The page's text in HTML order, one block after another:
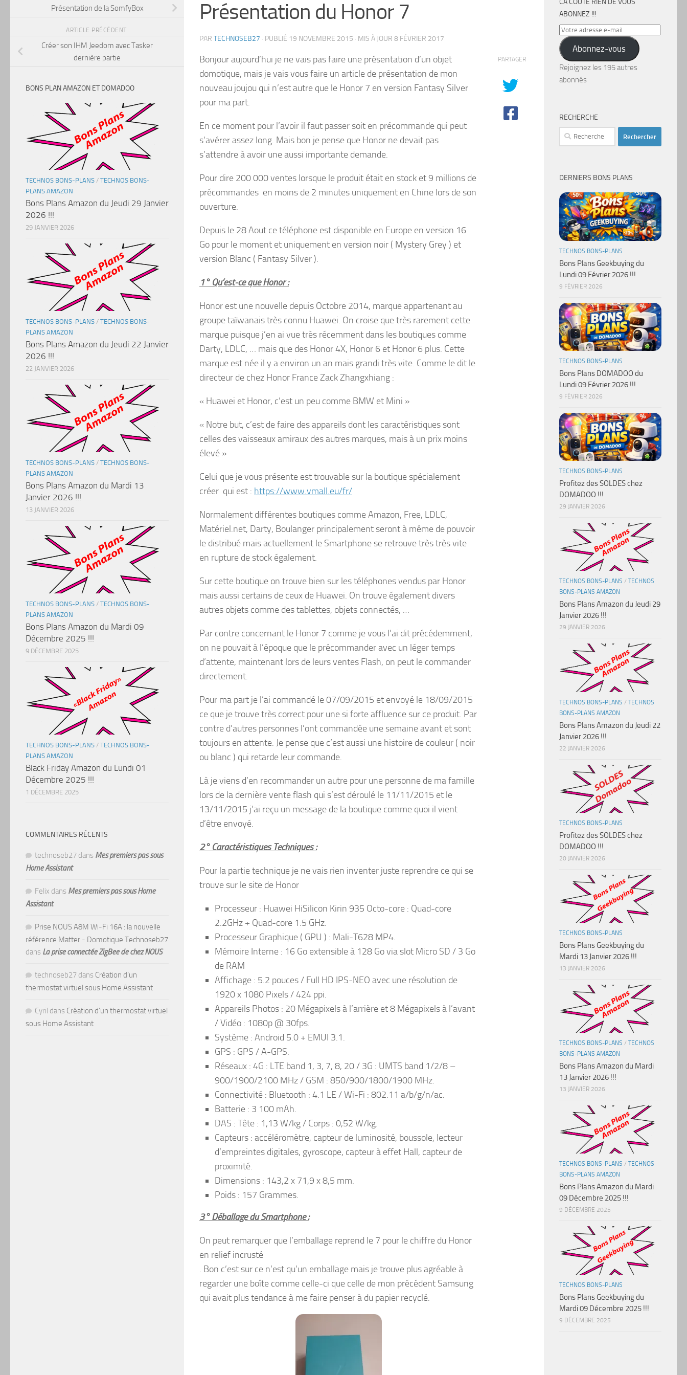
Présentation du Honor 7
PAR TECHNOSEB27 · PUBLIÉ 19 NOVEMBRE 2015 · MIS À JOUR 8 FÉVRIER 2017
Bonjour aujourd’hui je ne vais pas faire une présentation d’un objet
domotique, mais je vais vous faire un article de présentation de mon
nouveau joujou qui n’est autre que le Honor 7 en version Fantasy Silver
pour ma part.
En ce moment pour l’avoir il faut passer soit en précommande qui peut
s’avérer assez long. Mais bon je pense que Honor ne devait pas
s’attendre à avoir une aussi importante demande.
Pour dire 200 000 ventes lorsque le produit était en stock et 9 millions de
précommandes en moins de 2 minutes uniquement en Chine lors de son
ouverture.
Depuis le 28 Aout ce téléphone est disponible en Europe en version 16
Go pour le moment et uniquement en version noir ( Mystery Grey ) et
version Blanc ( Fantasy Silver ).
1° Qu’est-ce que Honor :
Honor est une nouvelle depuis Octobre 2014, marque appartenant au
groupe taïwanais très connu Huawei. On croise que très rarement cette
marque puisque j’en ai vue très récemment dans les boutiques comme
Darty, LDLC, … mais que des Honor 4X, Honor 6 et Honor 6 plus. Cette
marque est née il y a environ un an mais grandi très vite. Comme le dit le
directeur de chez Honor France Zack Zhangxhiang :
« Huawei et Honor, c’est un peu comme BMW et Mini »
« Notre but, c’est de faire des appareils dont les caractéristiques sont
celles des vaisseaux amiraux des autres marques, mais à un prix moins
élevé »
Celui que je vous présente est trouvable sur la boutique spécialement
créer qui est : https://www.vmall.eu/fr/
Normalement différentes boutiques comme Amazon, Free, LDLC,
Matériel.net, Darty, Boulanger principalement seront à même de pouvoir
le distribué mais actuellement le Smartphone se retrouve très très vite
en rupture de stock également.
Sur cette boutique on trouve bien sur les téléphones vendus par Honor
mais aussi certains de ceux de Huawei. On trouve également divers
autres objets comme des tablettes, objets connectés, …
Par contre concernant le Honor 7 comme je vous l’ai dit précédemment,
on ne pouvait à l’époque que le précommander avec un léger temps
d’attente, maintenant lors de leurs ventes Flash, on peut le commander
directement.
Pour ma part je l’ai commandé le 07/09/2015 et envoyé le 18/09/2015
ce que je trouve très correct pour une si forte affluence sur ce produit. Par
contre d’autres personnes l’ont commandée une semaine avant et sont
toujours en attente. Je pense que c’est aussi une histoire de couleur ( noir
ou blanc ) qui retarde leur commande.
Là je viens d’en recommander un autre pour une personne de ma famille
lors de la dernière vente flash qui s’est déroulé le 11/11/2015 et le
13/11/2015 j’ai reçu un message de la boutique comme quoi il vient
d’être envoyé.
2° Caractéristiques Techniques :
Pour la partie technique je ne vais rien inventer juste reprendre ce qui se
trouve sur le site de Honor
Processeur : Huawei HiSilicon Kirin 935 Octo-core : Quad-core
2.2GHz + Quad-core 1.5 GHz.
Processeur Graphique ( GPU ) : Mali-T628 MP4.
Mémoire Interne : 16 Go extensible à 128 Go via slot Micro SD / 3 Go
de RAM
Affichage : 5.2 pouces / Full HD IPS-NEO avec une résolution de
1920 x 1080 Pixels / 424 ppi.
Appareils Photos : 20 Mégapixels à l’arrière et 8 Mégapixels à l’avant
/ Vidéo : 1080p @ 30fps.
Système : Android 5.0 + EMUI 3.1.
GPS : GPS / A-GPS.
Réseaux : 4G : LTE band 1, 3, 7, 8, 20 / 3G : UMTS band 1/2/8 –
900/1900/2100 MHz / GSM : 850/900/1800/1900 MHz.
Connectivité : Bluetooth : 4.1 LE / Wi-Fi : 802.11 a/b/g/n/ac.
Batterie : 3 100 mAh.
DAS : Tête : 1,13 W/kg / Corps : 0,52 W/kg.
Capteurs : accéléromètre, capteur de luminosité, boussole, lecteur
d’empreintes digitales, gyroscope, capteur à effet Hall, capteur de
proximité.
Dimensions : 143,2 x 71,9 x 8,5 mm.
Poids : 157 Grammes.
3° Déballage du Smartphone :
On peut remarquer que l’emballage reprend le 7 pour le chiffre du Honor
en relief incrusté
. Bon c’est sur ce n’est qu’un emballage mais je trouve plus agréable à
regarder une boîte comme celle-ci que celle de mon précédent Samsung
qui avait plus tendance à me faire penser à du papier recyclé.
PARTAGER
Présentation de la SomfyBox
ARTICLE PRÉCÉDENT
Créer son IHM Jeedom avec Tasker
dernière partie
BONS PLAN AMAZON ET DOMADOO
TECHNOS BONS-PLANS / TECHNOS BONS-
PLANS AMAZON
Bons Plans Amazon du Jeudi 29 Janvier
2026 !!!
29 JANVIER 2026
TECHNOS BONS-PLANS / TECHNOS BONS-
PLANS AMAZON
Bons Plans Amazon du Jeudi 22 Janvier
2026 !!!
22 JANVIER 2026
TECHNOS BONS-PLANS / TECHNOS BONS-
PLANS AMAZON
Bons Plans Amazon du Mardi 13
Janvier 2026 !!!
13 JANVIER 2026
TECHNOS BONS-PLANS / TECHNOS BONS-
PLANS AMAZON
Bons Plans Amazon du Mardi 09
Décembre 2025 !!!
9 DÉCEMBRE 2025
TECHNOS BONS-PLANS / TECHNOS BONS-
PLANS AMAZON
Black Friday Amazon du Lundi 01
Décembre 2025 !!!
1 DÉCEMBRE 2025
COMMENTAIRES RÉCENTS
technoseb27 dans Mes premiers pas sous
Home Assistant
Felix dans Mes premiers pas sous Home
Assistant
Prise NOUS A8M Wi-Fi 16A : la nouvelle
référence Matter - Domotique Technoseb27
dans La prise connectée ZigBee de chez NOUS
technoseb27 dans Création d’un
thermostat virtuel sous Home Assistant
Cyril dans Création d’un thermostat virtuel
sous Home Assistant
CA COÛTE RIEN DE VOUS
ABONNEZ !!!
Votre
adresse
e-
mail
Abonnez-vous
Rejoignez les 195 autres
abonnés
RECHERCHE
Rechercher :
DERNIERS BONS PLANS
TECHNOS BONS-PLANS
Bons Plans Geekbuying du
Lundi 09 Février 2026 !!!
9 FÉVRIER 2026
TECHNOS BONS-PLANS
Bons Plans DOMADOO du
Lundi 09 Février 2026 !!!
9 FÉVRIER 2026
TECHNOS BONS-PLANS
Profitez des SOLDES chez
DOMADOO !!!
29 JANVIER 2026
TECHNOS BONS-PLANS / TECHNOS
BONS-PLANS AMAZON
Bons Plans Amazon du Jeudi 29
Janvier 2026 !!!
29 JANVIER 2026
TECHNOS BONS-PLANS / TECHNOS
BONS-PLANS AMAZON
Bons Plans Amazon du Jeudi 22
Janvier 2026 !!!
22 JANVIER 2026
TECHNOS BONS-PLANS
Profitez des SOLDES chez
DOMADOO !!!
20 JANVIER 2026
TECHNOS BONS-PLANS
Bons Plans Geekbuying du
Mardi 13 Janvier 2026 !!!
13 JANVIER 2026
TECHNOS BONS-PLANS / TECHNOS
BONS-PLANS AMAZON
Bons Plans Amazon du Mardi
13 Janvier 2026 !!!
13 JANVIER 2026
TECHNOS BONS-PLANS / TECHNOS
BONS-PLANS AMAZON
Bons Plans Amazon du Mardi
09 Décembre 2025 !!!
9 DÉCEMBRE 2025
TECHNOS BONS-PLANS
Bons Plans Geekbuying du
Mardi 09 Décembre 2025 !!!
9 DÉCEMBRE 2025